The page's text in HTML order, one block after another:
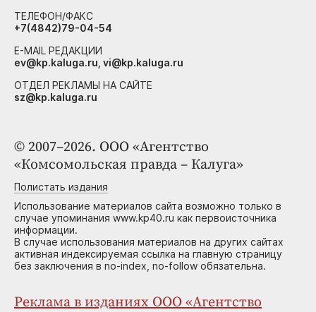
© 2007–2026. ООО «Агентство
«Комсомольская правда – Калуга»
Полистать издания
Использование материалов сайта возможно только в
случае упоминания www.kp40.ru как первоисточника
информации.
В случае использования материалов на других сайтах
активная индексируемая ссылка на главную страницу
без заключения в no-index, no-follow обязательна.
Реклама в изданиях ООО «Агентство
ТЕЛЕФОН/ФАКС
+7(4842)79-04-54
E-MAIL РЕДАКЦИИ
ev@kp.kaluga.ru, vi@kp.kaluga.ru
ОТДЕЛ РЕКЛАМЫ НА САЙТЕ
sz@kp.kaluga.ru